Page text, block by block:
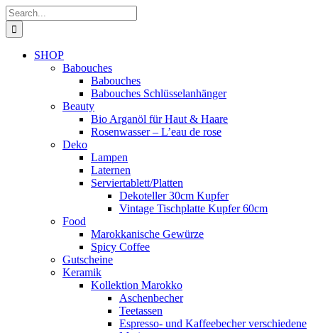
Skip
to
content
Search
for:
SHOP
Babouches
Babouches
Babouches Schlüsselanhänger
Beauty
Bio Arganöl für Haut & Haare
Rosenwasser – L’eau de rose
Deko
Lampen
Laternen
Serviertablett/Platten
Dekoteller 30cm Kupfer
Vintage Tischplatte Kupfer 60cm
Food
Marokkanische Gewürze
Spicy Coffee
Gutscheine
Keramik
Kollektion Marokko
Aschenbecher
Teetassen
Espresso- und Kaffeebecher verschiedene